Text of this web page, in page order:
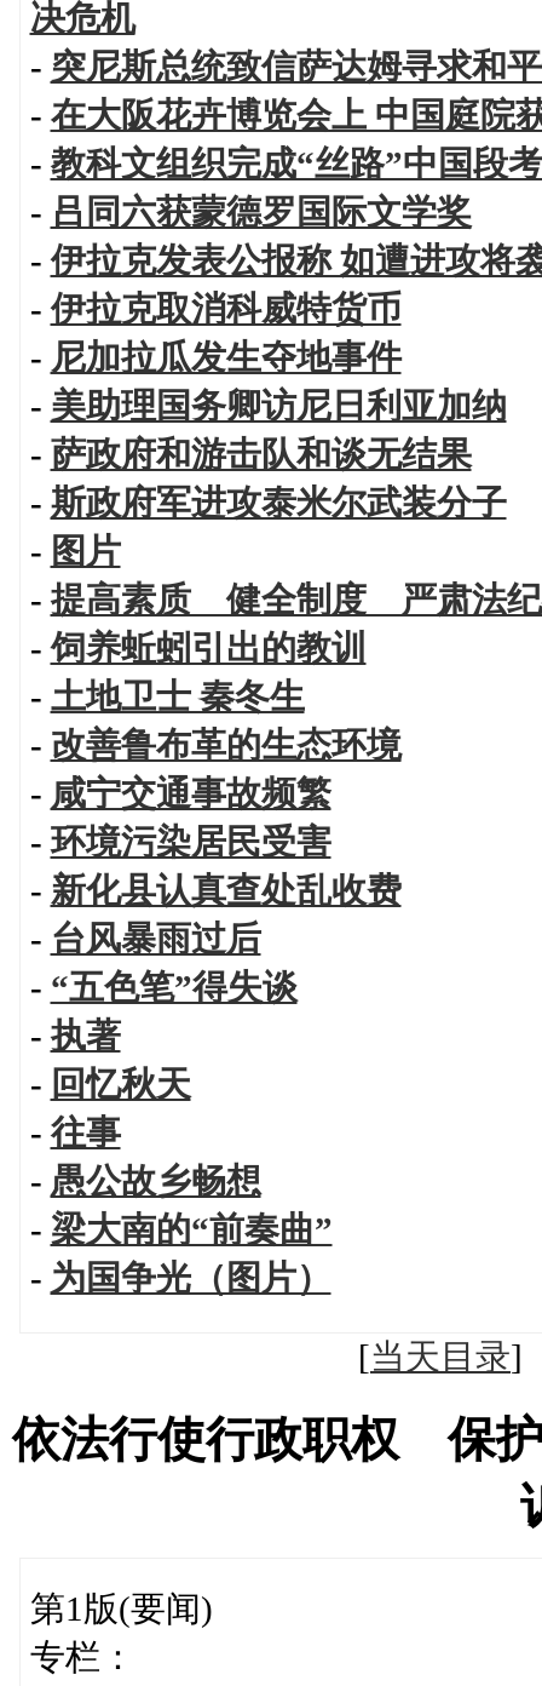
决危机
- 突尼斯总统致信萨达姆寻求和
- 在大阪花卉博览会上 中国庭院
- 教科文组织完成“丝路”中国段
- 吕同六获蒙德罗国际文学奖
-伊拉克发表公报称 如遭进攻将
-伊拉克取消科威特货币
- 尼加拉瓜发生夺地事件
- 美助理国务卿访尼日利亚加纳
- 萨政府和游击队和谈无结果
- 斯政府军进攻泰米尔武装分子
- 图片
-提高素质 健全制度 严肃法
-饲养蚯蚓引出的教训
- 土地卫士 秦冬生
- 改善鲁布革的生态环境
- 咸宁交通事故频繁
-环境污染居民受害
- 新化县认真查处乱收费
- 台风暴雨过后
- “五色笔”得失谈
-执著
- 回忆秋天
-往事
- 愚公故乡畅想
- 梁大南的“前奏曲”
- 为国争光（图片）
[当天目录
依法行使行政职权 保
第1版(要闻)
专栏：